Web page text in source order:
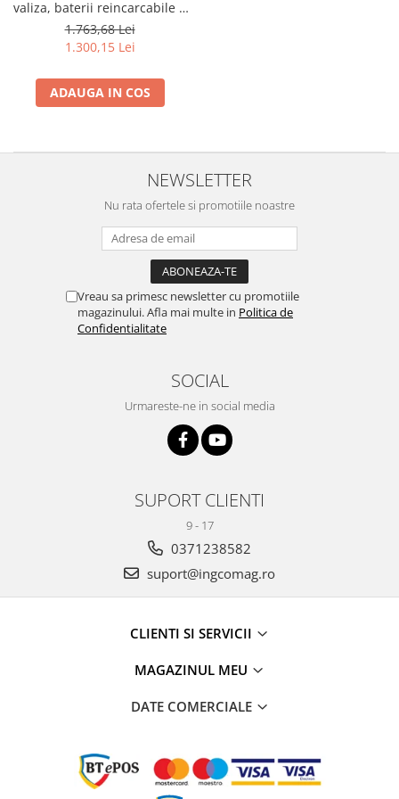
valiza, baterii reincarcabile +
suport universal
1.763,68 Lei
1.300,15 Lei
ADAUGA IN COS
NEWSLETTER
Nu rata ofertele si promotiile noastre
Vreau sa primesc newsletter cu promotiile
magazinului. Afla mai multe in Politica de
Confidentialitate
SOCIAL
Urmareste-ne in social media
SUPORT CLIENTI
9 - 17
0371238582
suport@ingcomag.ro
CLIENTI SI SERVICII
MAGAZINUL MEU
DATE COMERCIALE